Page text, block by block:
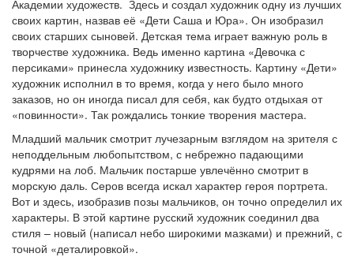
Академии художеств. Здесь и создал художник одну из лучших
своих картин, назвав её «Дети Саша и Юра». Он изобразил
своих старших сыновей. Детская тема играет важную роль в
творчестве художника. Ведь именно картина «Девочка с
персиками» принесла художнику известность. Картину «Дети»
художник исполнил в то время, когда у него было много
заказов, но он иногда писал для себя, как будто отдыхая от
«повинности». Так рождались тонкие творения мастера.
Младший мальчик смотрит лучезарным взглядом на зрителя с
неподдельным любопытством, с небрежно падающими
кудрями на лоб. Мальчик постарше увлечённо смотрит в
морскую даль. Серов всегда искал характер героя портрета.
Вот и здесь, изобразив позы мальчиков, он точно определил их
характеры. В этой картине русский художник соединил два
стиля – новый (написал небо широкими мазками) и прежний, с
точной «деталировкой».